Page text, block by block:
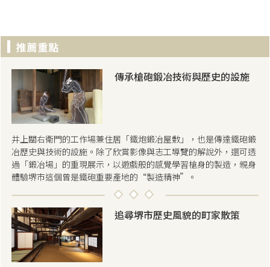
傳承槍砲鍛冶技術與歷史的設施
井上關右衛門的工作場兼住居「鐵炮鍛冶屋敷」，也是傳達鐵砲鍛
冶歷史與技術的設施。除了欣賞影像與志工導覽的解說外，還可透
過「鍛冶場」的重現展示，以遊戲般的感覺學習槍身的製造，親身
體驗堺市這個曾是鐵砲重要產地的“製造精神”。
追尋堺市歷史風貌的町家散策